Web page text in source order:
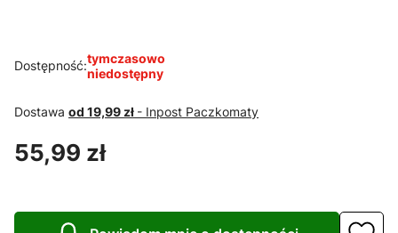
Dostępność:tymczasowo
niedostępny
Dostawa od 19,99 zł - Inpost Paczkomaty
Cena
55,99 zł